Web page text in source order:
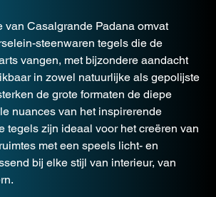
van Casalgrande Padana omvat
steenwaren tegels die de
vangen, met bijzondere aandacht
in zowel natuurlijke als gepolijste
de grote formaten de diepe
nuances van het inspirerende
tegels zijn ideaal voor het creëren van
met een speels licht- en
bij elke stijl van interieur, van